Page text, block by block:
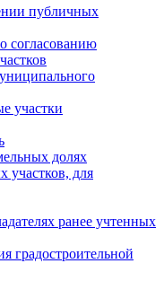
публичных
согласованию
участки
долях
участков, для
ранее учтенных
градостроительной